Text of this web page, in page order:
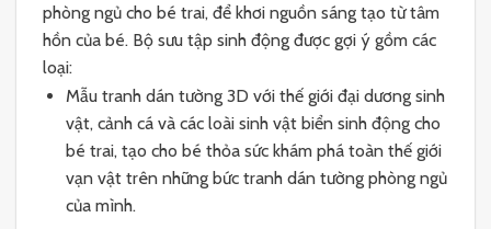
phòng ngủ cho bé trai, để khơi nguồn sáng tạo từ tâm
hồn của bé. Bộ sưu tập sinh động được gợi ý gồm các
loại:
Mẫu tranh dán tường 3D với thế giới đại dương sinh
vật, cảnh cá và các loài sinh vật biển sinh động cho
bé trai, tạo cho bé thỏa sức khám phá toàn thế giới
vạn vật trên những bức tranh dán tường phòng ngủ
của mình.